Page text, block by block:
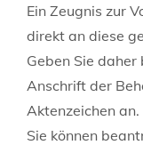
Ein Zeugnis zur
direkt an diese
Geben Sie
Anschrift der
Aktenzeichen an.
Sie können